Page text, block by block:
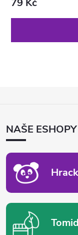
79 Kč
ANAŠE ESHOPY